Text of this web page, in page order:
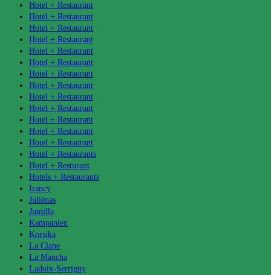
Hotel + Restaurant
Hotel + Restaurant
Hotel + Restaurant
Hotel + Restaurant
Hotel + Restaurant
Hotel + Restaurant
Hotel + Restaurant
Hotel + Restaurant
Hotel + Restaurant
Hotel + Restaurant
Hotel + Restaurant
Hotel + Restaurant
Hotel + Restaurant
Hotel + Restaurants
Hotel + Resturant
Hotels + Restaurants
Irancy
Juliénas
Jumilla
Kampanien
Korsika
La Clape
La Mancha
Ladoix-Serrigny